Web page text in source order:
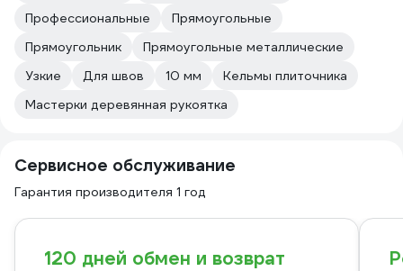
Профессиональные
Прямоугольные
Прямоугольник
Прямоугольные металлические
Узкие
Для швов 10 мм
Кельмы плиточника
Мастерки деревянная рукоятка
Сервисное обслуживание
Гарантия производителя 1 год
120 дней обмен и возврат